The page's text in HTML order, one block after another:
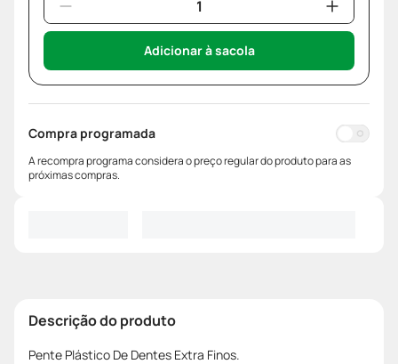
Adicionar à sacola
Compra programada
A recompra programa considera o preço regular do produto para as
próximas compras.
Descrição do produto
Pente Plástico De Dentes Extra Finos.